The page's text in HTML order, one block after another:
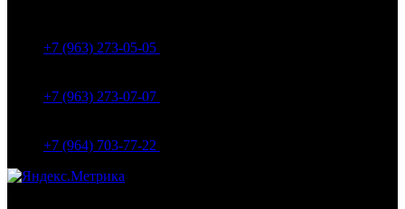
+7 (963) 273-05-05
+7 (963) 273-07-07
+7 (964) 703-77-22